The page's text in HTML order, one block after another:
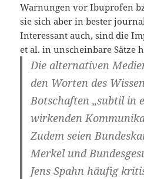
Warnungen vor Ibuprofen
sie sich aber in bester
Interessant auch, sind die
et al. in unscheinbare Sätze
Die alternativen
den Worten des
Botschaften „subtil in
wirkenden
Zudem seien
Merkel und
Jens Spahn häufig